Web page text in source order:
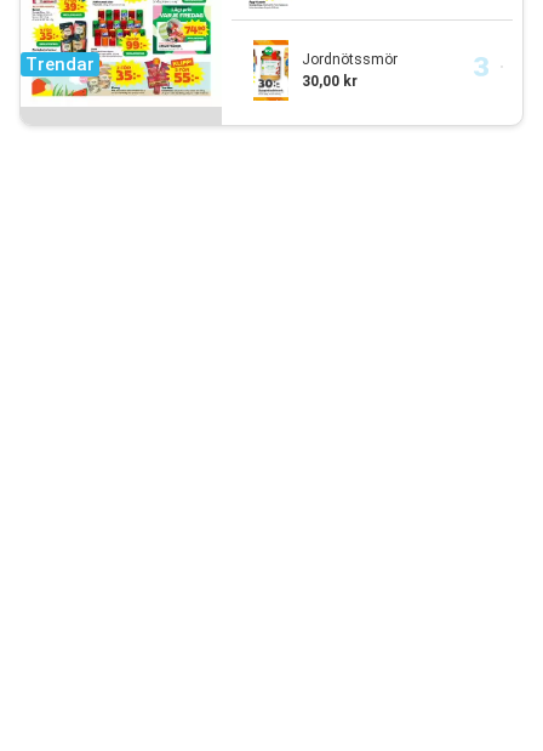
Trendar
Jordnötssmör
30,00 kr